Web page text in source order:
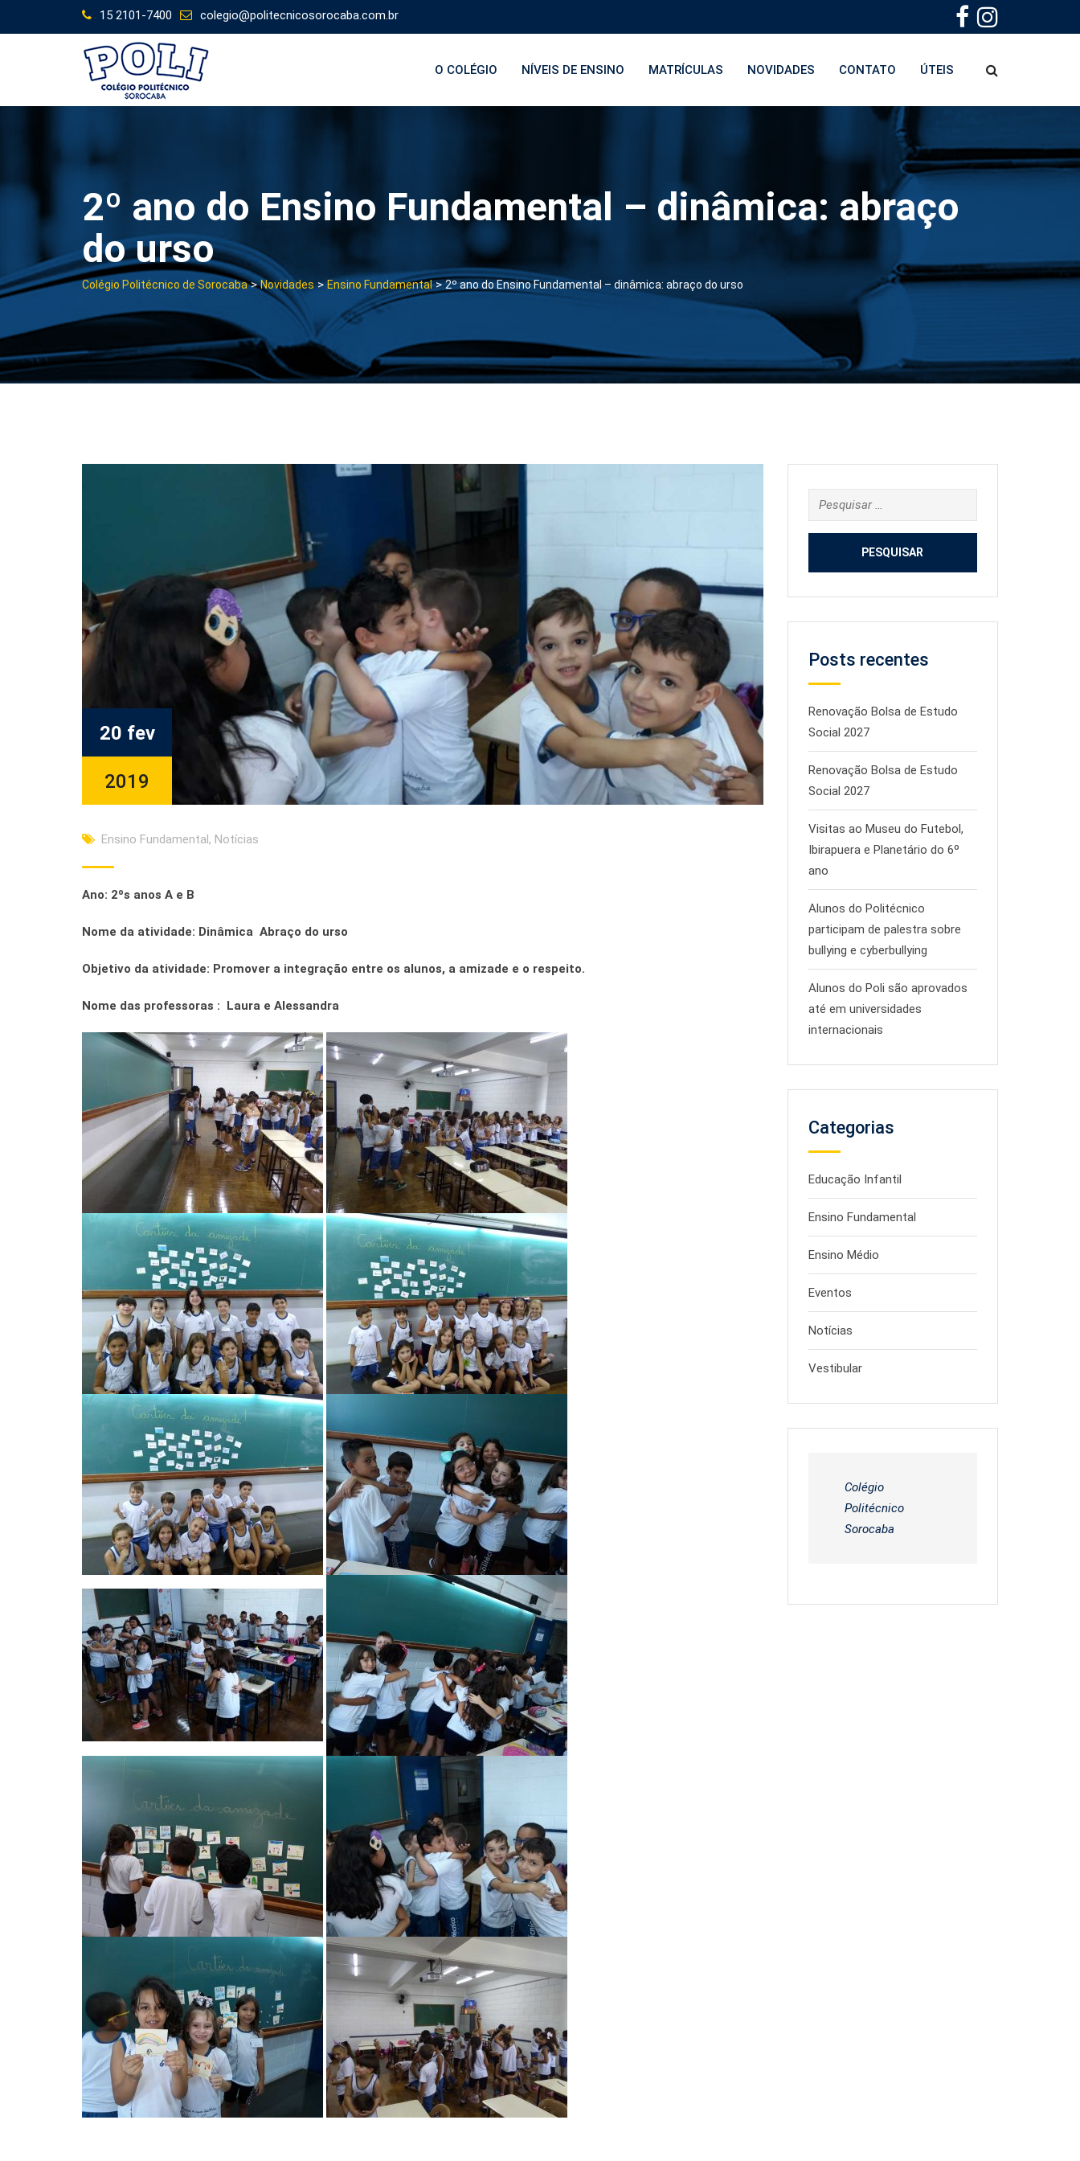
to
15 2101-7400 colegio@politecnicosorocaba.com.br
O COLÉGIO NÍVEIS DE ENSINO MATRÍCULAS NOVIDADES CONTATO ÚTEIS
2º ano do Ensino Fundamental – dinâmica: abraço
do urso
Colégio Politécnico de Sorocaba>Novidades>Ensino Fundamental>2º ano do Ensino Fundamental – dinâmica: abraço do urso
20 fev
2019
Ensino Fundamental, Notícias
Ano: 2ºs anos A e B
Nome da atividade: Dinâmica Abraço do urso
Objetivo da atividade: Promover a integração entre os alunos, a amizade e o respeito.
Nome das professoras : Laura e Alessandra
Pesquisar
por:
Posts recentes
Renovação Bolsa de Estudo
Social 2027
Renovação Bolsa de Estudo
Social 2027
Visitas ao Museu do Futebol,
Ibirapuera e Planetário do 6º
ano
Alunos do Politécnico
participam de palestra sobre
bullying e cyberbullying
Alunos do Poli são aprovados
até em universidades
internacionais
Categorias
Educação Infantil
Ensino Fundamental
Ensino Médio
Eventos
Notícias
Vestibular
Colégio
Politécnico
Sorocaba